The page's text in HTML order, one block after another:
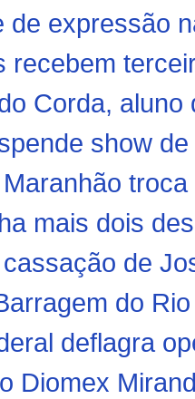
de expressão
recebem
Corda,
show
mais dois
de
do
deflagra
Diomex